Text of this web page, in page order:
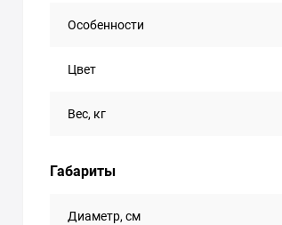
Особенности
Цвет
Вес, кг
Габариты
Диаметр, см